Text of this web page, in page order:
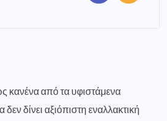
κανένα από τα υφιστάμενα
δεν δίνει αξιόπιστη εναλλακτική